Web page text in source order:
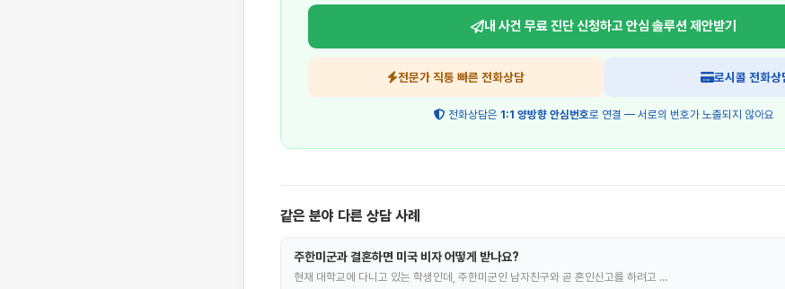
내 사건 무료 진단 신청하고안심 솔루션 제안받기
전문가 직통 빠른 전화상담 로시콜 전화상
전화상담은 1:1 양방향 안심번호로 연결 — 서로의 번호가 노출되지 않아요
같은 분야 다른 상담 사례
주한미군과 결혼하면 미국 비자 어떻게 받나요?
현재 대학교에 다니고 있는 학생인데, 주한미군인 남자친구와 곧 혼인신고를 하려고 …